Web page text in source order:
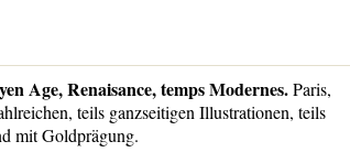
Age, Renaisance, temps Modernes.Paris,
teils ganzseitigen Illustrationen, teils
mit Goldprägung.